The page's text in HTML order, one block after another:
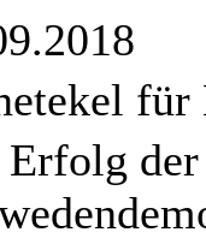
für